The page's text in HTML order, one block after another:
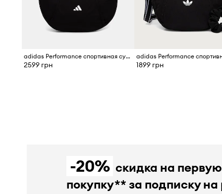
adidas Performance спортивная сумка
2599 грн 1899 грн
-20% скидка на первую
покупку** за подписку